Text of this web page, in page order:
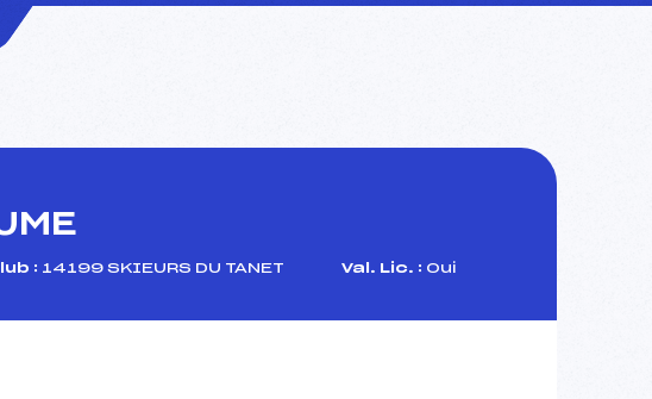
: 14199 SKIEURS DU TANET Val. Lic. : Oui